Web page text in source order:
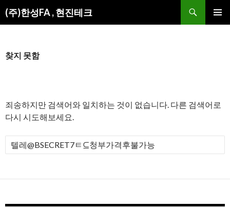
(주)한성FA , 현진테크
검
색
로
찾지 못함
죄송하지만 검색어와 일치하는 것이 없습니다. 다른 검색어로
다시 시도해보세요.
검
색